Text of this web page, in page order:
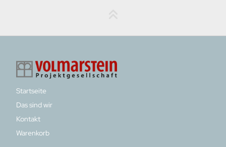
Startseite
Das sind wir
Kontakt
Warenkorb